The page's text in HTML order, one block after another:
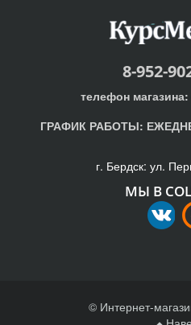
8-952-
телефон магазина:
ГРАФИК РАБОТЫ:
г. Бердск: ул.
МЫ В
© Интернет-